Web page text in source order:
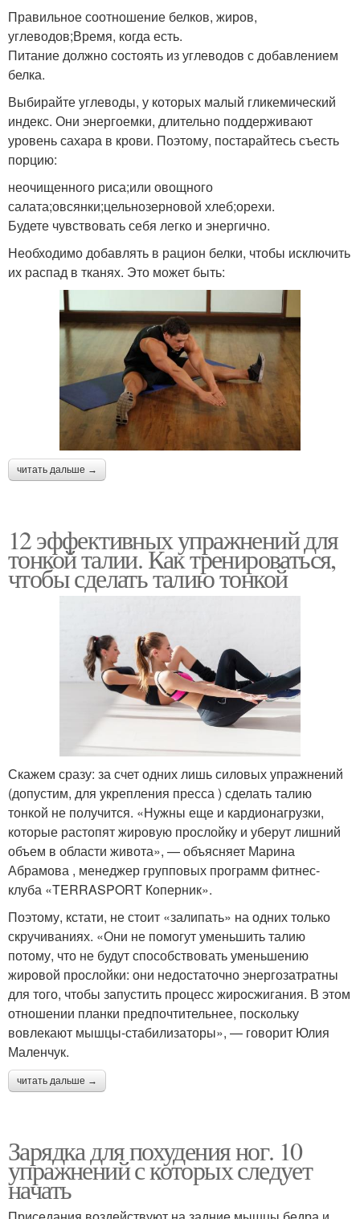
Правильное соотношение белков, жиров,
углеводов;Время, когда есть.
Питание должно состоять из углеводов с добавлением
белка.
Выбирайте углеводы, у которых малый гликемический
индекс. Они энергоемки, длительно поддерживают
уровень сахара в крови. Поэтому, постарайтесь съесть
порцию:
неочищенного риса;или овощного
салата;овсянки;цельнозерновой хлеб;орехи.
Будете чувствовать себя легко и энергично.
Необходимо добавлять в рацион белки, чтобы исключить
их распад в тканях. Это может быть:
читать дальше →
12 эффективных упражнений для
тонкой талии. Как тренироваться,
чтобы сделать талию тонкой
Скажем сразу: за счет одних лишь силовых упражнений
(допустим, для укрепления пресса ) сделать талию
тонкой не получится. «Нужны еще и кардионагрузки,
которые растопят жировую прослойку и уберут лишний
объем в области живота», — объясняет Марина
Абрамова , менеджер групповых программ фитнес-
клуба «TERRASPORT Коперник».
Поэтому, кстати, не стоит «залипать» на одних только
скручиваниях. «Они не помогут уменьшить талию
потому, что не будут способствовать уменьшению
жировой прослойки: они недостаточно энергозатратны
для того, чтобы запустить процесс жиросжигания. В этом
отношении планки предпочтительнее, поскольку
вовлекают мышцы-стабилизаторы», — говорит Юлия
Маленчук.
читать дальше →
Зарядка для похудения ног. 10
упражнений с которых следует
начать